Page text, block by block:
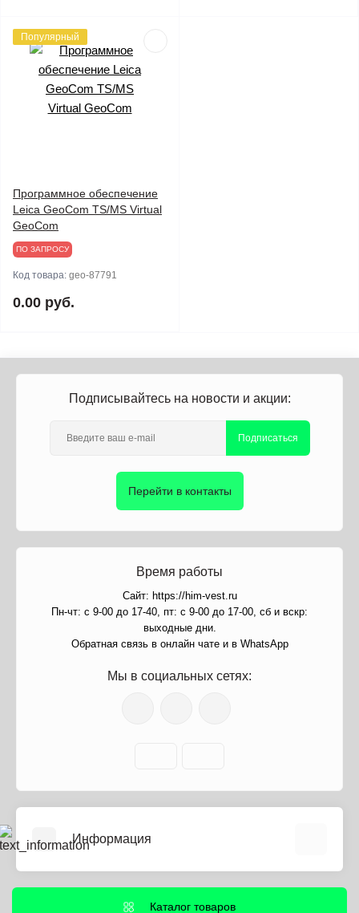
Популярный
Программное обеспечение
Leica GeoCom TS/MS Virtual
GeoCom
ПО ЗАПРОСУ
Код товара: geo-87791
0.00 руб.
Подписывайтесь на новости и акции:
Подписаться
Перейти в контакты
Время работы
Сайт: https://him-vest.ru
Пн-чт: с 9-00 до 17-40, пт: с 9-00 до 17-00, сб и вскр:
выходные дни.
Обратная связь в онлайн чате и в WhatsApp
Мы в социальных сетях:
Информация
Информация о доставкеКаталог товаров